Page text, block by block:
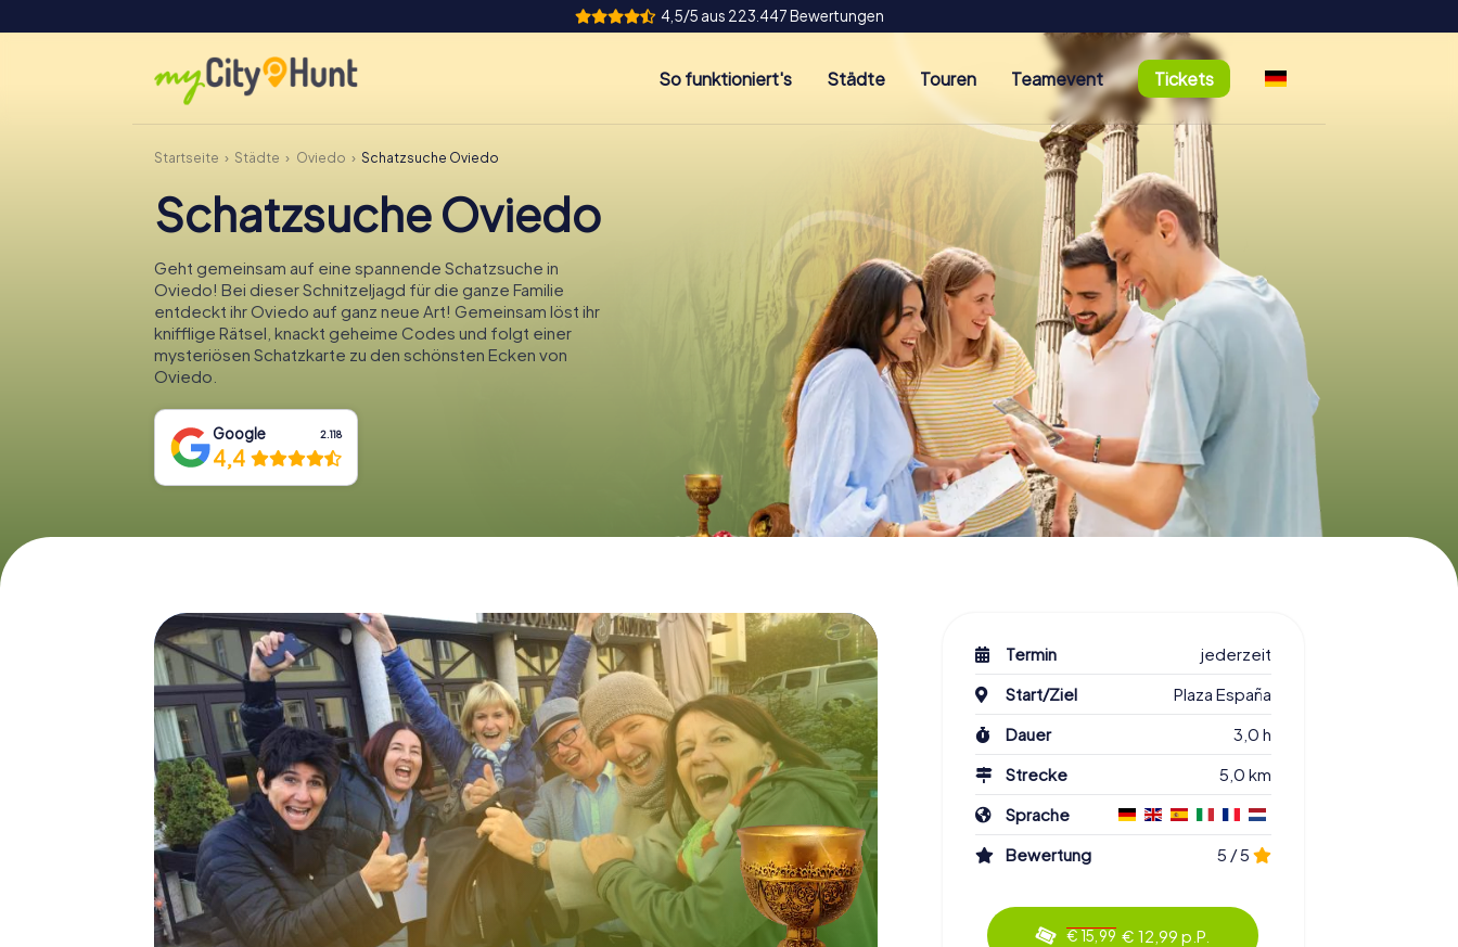
4,5/5 aus 223.447 Bewertungen
So funktioniert's Städte Touren Teamevent Tickets
Startseite Städte Oviedo Schatzsuche Oviedo
Schatzsuche Oviedo
Geht gemeinsam auf eine spannende Schatzsuche in
Oviedo! Bei dieser Schnitzeljagd für die ganze Familie
entdeckt ihr Oviedo auf ganz neue Art! Gemeinsam löst ihr
knifflige Rätsel, knackt geheime Codes und folgt einer
mysteriösen Schatzkarte zu den schönsten Ecken von
Oviedo.
Google 2.118
4,4
Termin
jederzeit
Start/Ziel
Plaza España
Dauer
3,0 h
Strecke
5,0 km
Sprache
Bewertung
5 / 5
€ 15,99 € 12,99 p.P.